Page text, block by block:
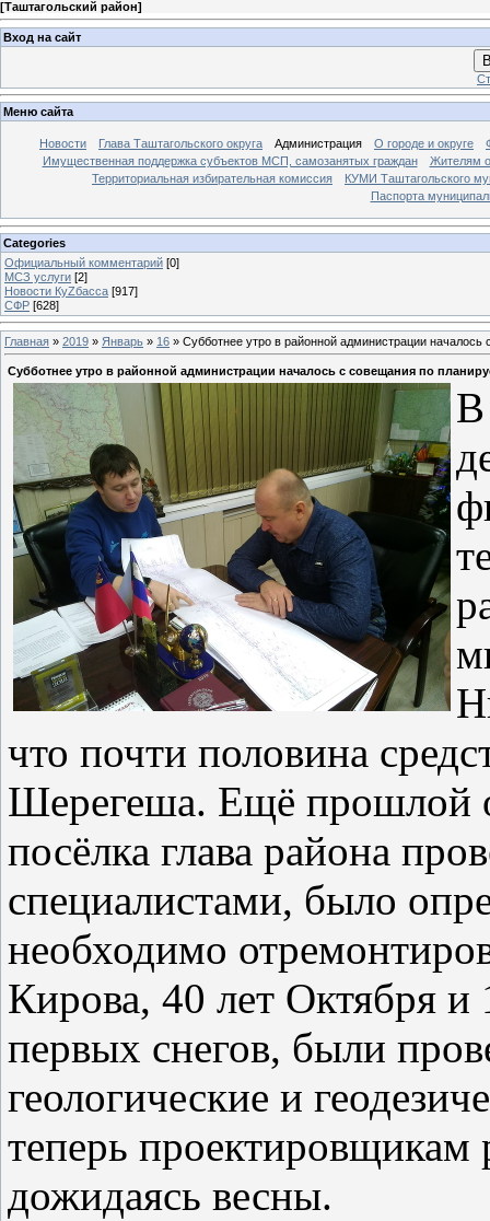
[Таштагольский район]
Вход на сайт
Меню сайта
Новости Глава Таштагольского округа Администрация О городе и округе
Имущественная поддержка субъектов МСП, самозанятых граждан
Жителям
Территориальная избирательная комиссия
КУМИ Таштагольского
Паспорта
Categories
Официальный комментарий [0]
МСЗ услуги [2]
Новости КуZбасса [917]
СФР [628]
Главная » 2019 » Январь » 16 » Субботнее утро в районной администрации
Субботнее утро в районной администрации началось с совещания по
В
что почти половина
Шерегеша. Ещё прошлой
посёлка глава района
специалистами, было
необходимо
Кирова, 40 лет Октября и
первых снегов, были
геологические и
теперь проектировщикам
дожидаясь весны.